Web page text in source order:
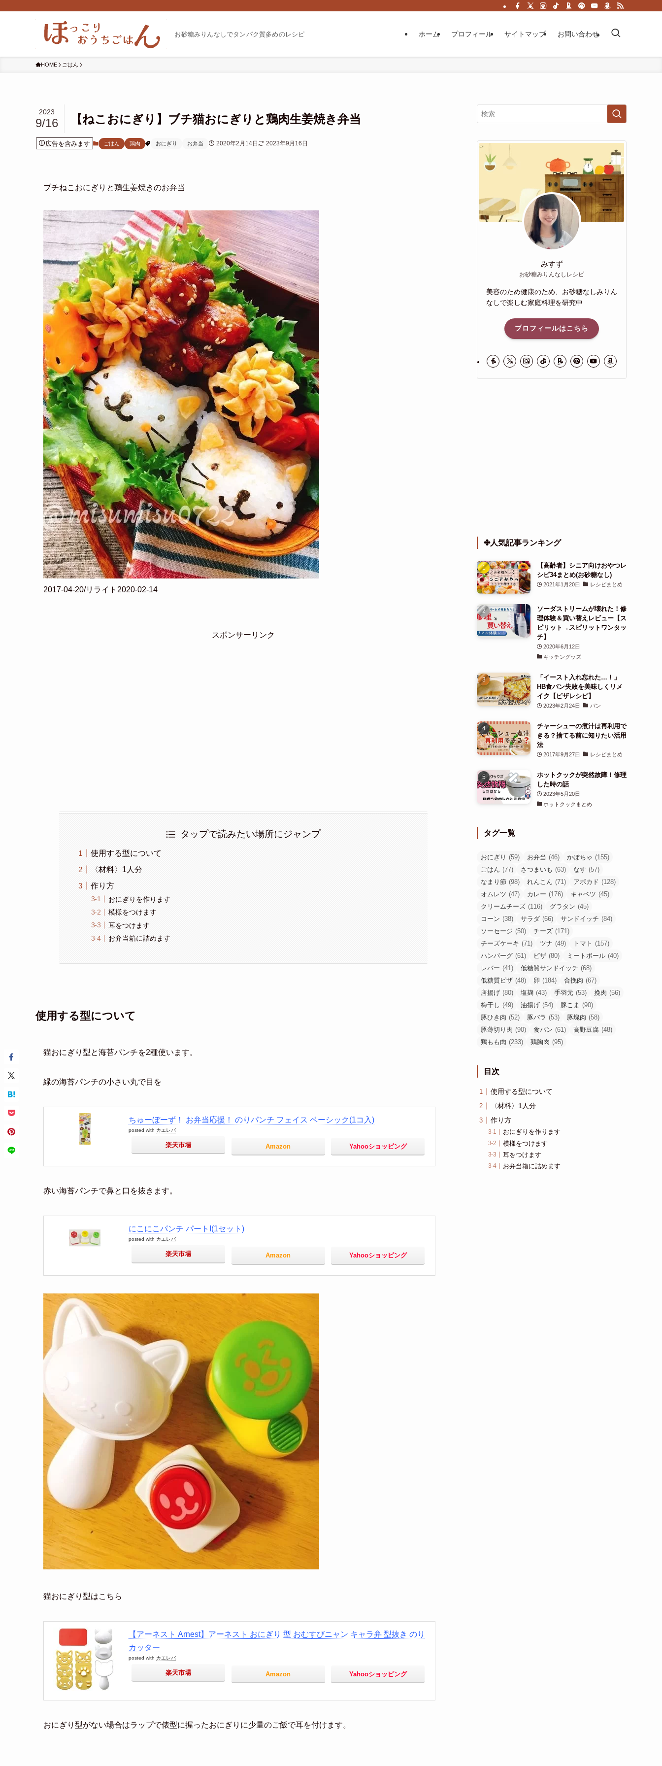
お砂糖みりんなしでタンパク質多めのレシピ ホーム プロフィール サイトマップ お問い合わせ
HOME ごはん
【ねこおにぎり】ブチ猫おにぎりと鶏肉生姜焼き弁当
2023
9/16
広告を含みます ごはん 鶏肉 おにぎり お弁当 2020年2月14日 2023年9月16日
ブチねこおにぎりと鶏生姜焼きのお弁当
2017-04-20/リライト2020-02-14
スポンサーリンク
タップで読みたい場所にジャンプ
使用する型について
〈材料〉1人分
作り方
おにぎりを作ります
模様をつけます
耳をつけます
お弁当箱に詰めます
使用する型について
猫おにぎり型と海苔パンチを2種使います。
緑の海苔パンチの小さい丸で目を
ちゅーぼーず！ お弁当応援！ のりパンチ フェイス ベーシック(1コ入)
posted with カエレバ
楽天市場 Amazon Yahooショッピング
赤い海苔パンチで鼻と口を抜きます。
にこにこパンチ パートI(1セット)
posted with カエレバ
楽天市場 Amazon Yahooショッピング
猫おにぎり型はこちら
【アーネスト Arnest】アーネスト おにぎり 型 おむすびニャン キャラ弁 型抜き のり
カッター
posted with カエレバ
楽天市場 Amazon Yahooショッピング
おにぎり型がない場合はラップで俵型に握ったおにぎりに少量のご飯で耳を付けます。
みすず
お砂糖みりんなしレシピ
美容のため健康のため、お砂糖なしみりん
なしで楽しむ家庭料理を研究中
プロフィールはこちら
✤人気記事ランキング
【高齢者】シニア向けおやつレ
シピ34まとめ(お砂糖なし)
2021年1月20日 レシピまとめ
ソーダストリームが壊れた！修
理体験＆買い替えレビュー【ス
ピリット→スピリットワンタッ
チ】
2020年6月12日
キッチングッズ
「イースト入れ忘れた…！」
HB食パン失敗を美味しくリメ
イク【ピザレシピ】
2023年2月24日 パン
チャーシューの煮汁は再利用で
きる？捨てる前に知りたい活用
法
2017年9月27日 レシピまとめ
ホットクックが突然故障！修理
した時の話
2023年5月20日
ホットクックまとめ
タグ一覧
おにぎり (59) お弁当 (46) かぼちゃ (155)
ごはん (77) さつまいも (63) なす (57)
なまり節 (98) れんこん (71) アボカド (128)
オムレツ (47) カレー (176) キャベツ (45)
クリームチーズ (116) グラタン (45)
コーン (38) サラダ (66) サンドイッチ (84)
ソーセージ (50) チーズ (171)
チーズケーキ (71) ツナ (49) トマト (157)
ハンバーグ (61) ピザ (80) ミートボール (40)
レバー (41) 低糖質サンドイッチ (68)
低糖質ピザ (48) 卵 (184) 合挽肉 (67)
唐揚げ (80) 塩麹 (43) 手羽元 (53) 挽肉 (56)
梅干し (49) 油揚げ (54) 豚こま (90)
豚ひき肉 (52) 豚バラ (53) 豚塊肉 (58)
豚薄切り肉 (90) 食パン (61) 高野豆腐 (48)
鶏もも肉 (233) 鶏胸肉 (95)
目次
使用する型について
〈材料〉1人分
作り方
おにぎりを作ります
模様をつけます
耳をつけます
お弁当箱に詰めます